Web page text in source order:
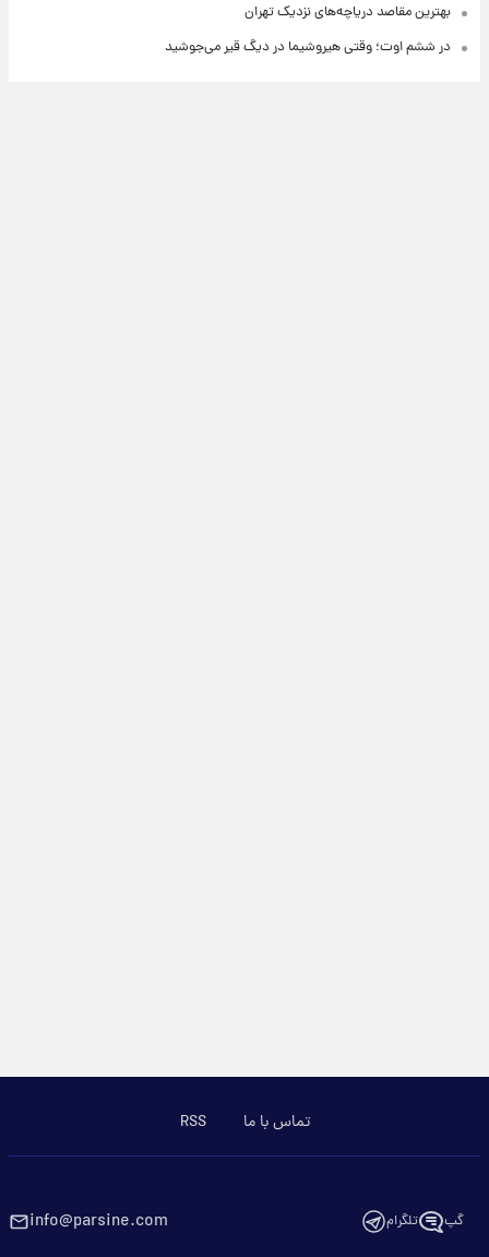
بهترین مقاصد دریاچه‌های نزدیک تهران
در ششم اوت؛ وقتی هیروشیما در دیگ قیر می‌جوشید
تماس با ما RSS
گپ تلگرام info@parsine.com